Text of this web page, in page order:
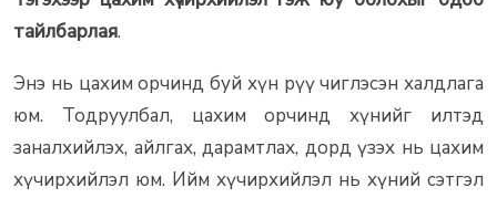
тайлбарлая.
Энэ нь цахим орчинд буй хүн рүү чиглэсэн халдлага
юм. Тодруулбал, цахим орчинд хүнийг илтэд
заналхийлэх, айлгах, дарамтлах, дорд үзэх нь цахим
хүчирхийлэл юм. Ийм хүчирхийлэл нь хүний сэтгэл